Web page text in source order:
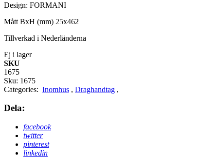
Design: FORMANI
Mått BxH (mm) 25x462
Tillverkad i Nederländerna
Ej i lager
SKU
1675
Sku: 1675
Categories: Inomhus , Draghandtag ,
Dela:
facebook
twitter
pinterest
linkedin